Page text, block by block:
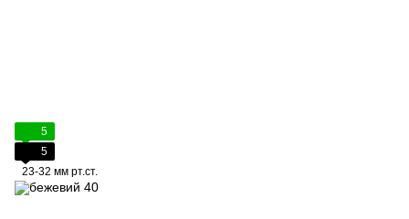
5
5
23-32 мм рт.ст.